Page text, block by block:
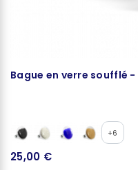
Bague en verre soufflé
+6
25,00 €